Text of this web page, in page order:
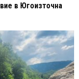
в Югоизточна